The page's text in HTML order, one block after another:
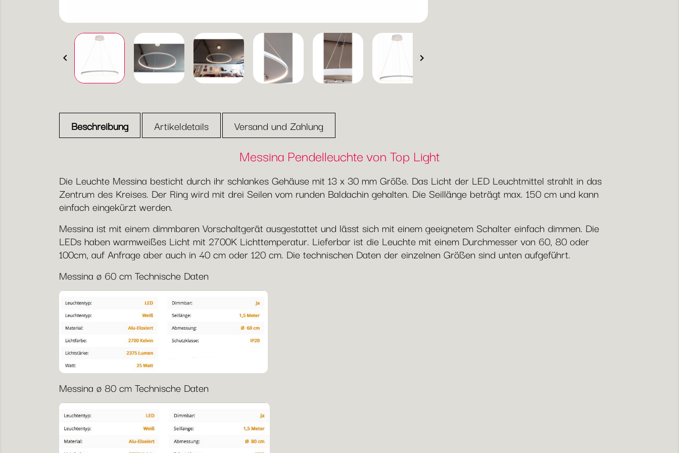
 
Beschreibung Artikeldetails Versand und Zahlung
Messina Pendelleuchte von Top Light
Die Leuchte Messina besticht durch ihr schlankes Gehäuse mit 13 x 30 mm Größe. Das Licht der LED Leuchtmittel strahlt in das
Zentrum des Kreises. Der Ring wird mit drei Seilen vom runden Baldachin gehalten. Die Seillänge beträgt max. 150 cm und kann
einfach eingekürzt werden.
Messina ist mit einem dimmbaren Vorschaltgerät ausgestattet und lässt sich mit einem geeignetem Schalter einfach dimmen. Die
LEDs haben warmweißes Licht mit 2700K Lichttemperatur. Lieferbar ist die Leuchte mit einem Durchmesser von 60, 80 oder
100cm, auf Anfrage aber auch in 40 cm oder 120 cm. Die technischen Daten der einzelnen Größen sind unten aufgeführt.
Messina ø 60 cm Technische Daten
Messina ø 80 cm Technische Daten